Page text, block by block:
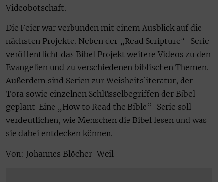
Videobotschaft.
Die Feier war verbunden mit einem Ausblick auf die
nächsten Projekte. Neben der „Read Scripture“-Serie
veröffentlicht das Bibel Projekt weitere Videos zu den
Evangelien und zu verschiedenen biblischen Themen.
Außerdem sind Serien zur Weisheitsliteratur, der
Tora sowie einzelnen Schlüsselbegriffen der Bibel
geplant. Eine „How to Read the Bible“-Serie soll
verdeutlichen, wie Menschen die Bibel lesen und was
sie dabei entdecken können.
Von: Johannes Blöcher-Weil